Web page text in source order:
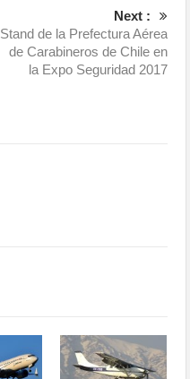
Next :
Stand de la Prefectura Aérea
de Carabineros de Chile en
la Expo Seguridad 2017